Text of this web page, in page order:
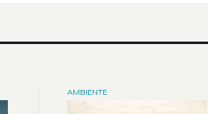
AMBIENTE